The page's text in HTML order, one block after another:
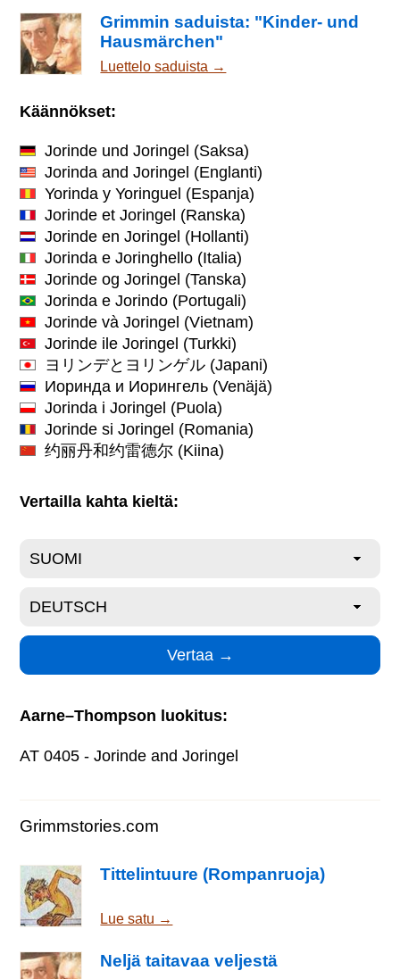
Grimmin saduista: "Kinder- und
Hausmärchen"
Luettelo saduista →
Käännökset:
Jorinde und Joringel (Saksa)
Jorinda and Joringel (Englanti)
Yorinda y Yoringuel (Espanja)
Jorinde et Joringel (Ranska)
Jorinde en Joringel (Hollanti)
Jorinda e Joringhello (Italia)
Jorinde og Joringel (Tanska)
Jorinda e Jorindo (Portugali)
Jorinde và Joringel (Vietnam)
Jorinde ile Joringel (Turkki)
ヨリンデとヨリンゲル (Japani)
Иоринда и Иорингель (Venäjä)
Jorinda i Joringel (Puola)
Jorinde si Joringel (Romania)
约丽丹和约雷德尔 (Kiina)
Vertailla kahta kieltä:
Aarne–Thompson luokitus:
AT 0405 - Jorinde and Joringel
Grimmstories.com
Tittelintuure (Rompanruoja)
Lue satu →
Neljä taitavaa veljestä